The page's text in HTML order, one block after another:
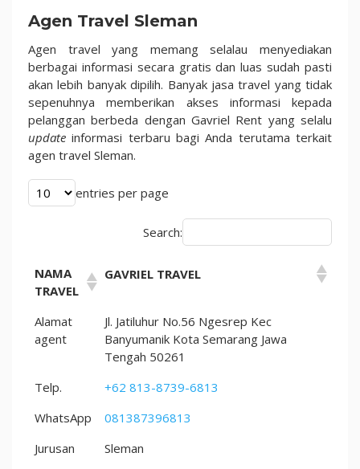
100%
Agen Travel Sleman
Agen travel yang memang selalau menyediakan
berbagai informasi secara gratis dan luas sudah pasti
akan lebih banyak dipilih. Banyak jasa travel yang tidak
sepenuhnya memberikan akses informasi kepada
pelanggan berbeda dengan Gavriel Rent yang selalu
update informasi terbaru bagi Anda terutama terkait
agen travel Sleman.
entries per page
Search:
NAMA
TRAVEL
GAVRIEL TRAVEL
Alamat
agent
Jl. Jatiluhur No.56 Ngesrep Kec
Banyumanik Kota Semarang Jawa
Tengah 50261
Telp.
+62 813-8739-6813
WhatsApp
081387396813
Jurusan
Sleman